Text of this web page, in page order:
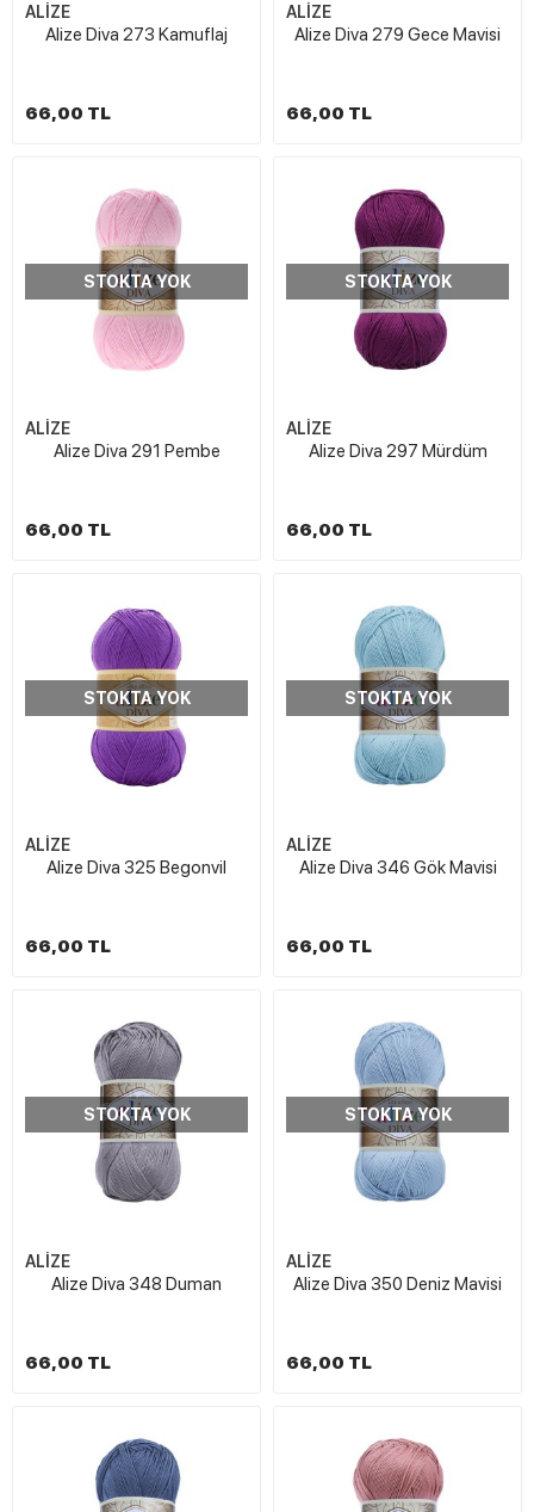
ALİZE
Alize Diva 273 Kamuflaj
66,00 TL
ALİZE
Alize Diva 279 Gece Mavisi
66,00 TL
STOKTA YOK
ALİZE
Alize Diva 291 Pembe
66,00 TL
STOKTA YOK
ALİZE
Alize Diva 297 Mürdüm
66,00 TL
STOKTA YOK
ALİZE
Alize Diva 325 Begonvil
66,00 TL
STOKTA YOK
ALİZE
Alize Diva 346 Gök Mavisi
66,00 TL
STOKTA YOK
ALİZE
Alize Diva 348 Duman
66,00 TL
STOKTA YOK
ALİZE
Alize Diva 350 Deniz Mavisi
66,00 TL